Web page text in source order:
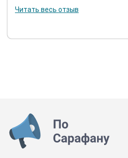
Читать весь отзыв